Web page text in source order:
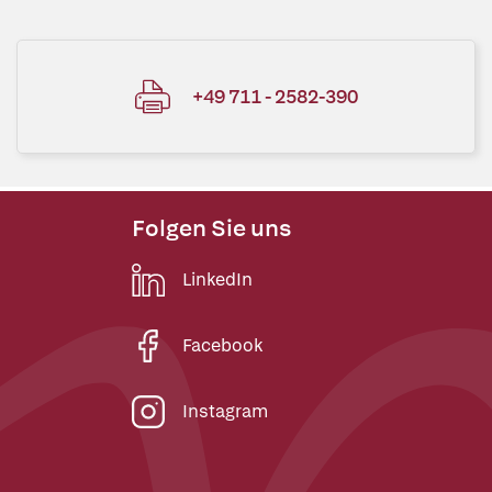
+49 711 - 2582-390
Folgen Sie uns
LinkedIn
Facebook
Instagram